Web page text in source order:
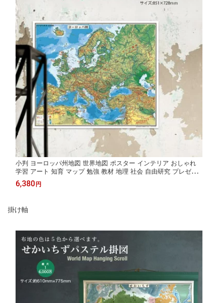
小判 ヨーロッパ州地図 世界地図 ポスター インテリア おしゃれ
学習 アート 知育 マップ 勉強 教材 地理 社会 自由研究 プレゼン
ト ギフト 入学祝い 国旗
6,380 円
掛け軸